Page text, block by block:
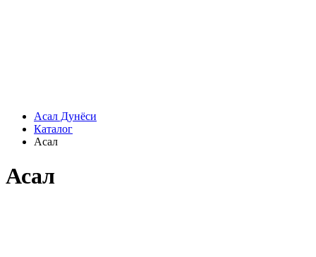
Асал Дунёси
Каталог
Асал
Асал